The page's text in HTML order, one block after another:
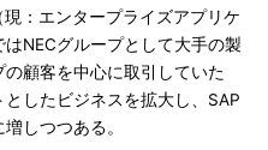
：エンタープライズアプリケ
NECグループとして大手の製
顧客を中心に取引していた
したビジネスを拡大し、SAP
しつつある。